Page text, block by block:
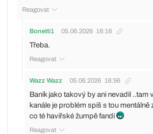
Reagovat
Bonetti1 05.06.2026 16:16
Třeba.
Reagovat
Wazz Wazz 05.06.2026 16:56
Baník jako takový by ani nevadil ..tam
kanále je problém spíš s tou
co té havířské žumpě fandí
Reagovat